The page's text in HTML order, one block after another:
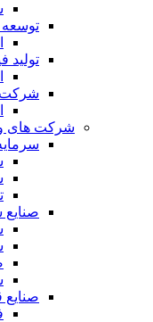
توسعه
تولید
شرکت
شرکت های
صنایع
صنایع